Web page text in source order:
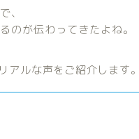
、
のが伝わってきたよね。
アルな声をご紹介します。